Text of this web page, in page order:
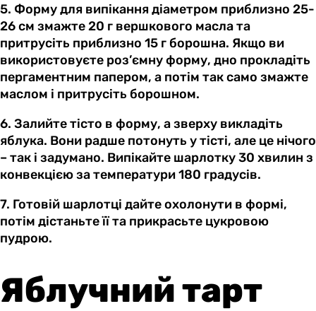
5. Форму для випікання діаметром приблизно 25-
26 см змажте 20 г вершкового масла та
притрусіть приблизно 15 г борошна. Якщо ви
використовуєте роз’ємну форму, дно прокладіть
пергаментним папером, а потім так само змажте
маслом і притрусіть борошном.
6. Залийте тісто в форму, а зверху викладіть
яблука. Вони радше потонуть у тісті, але це нічого
– так і задумано. Випікайте шарлотку 30 хвилин з
конвекцією за температури 180 градусів.
7. Готовій шарлотці дайте охолонути в формі,
потім дістаньте її та прикрасьте цукровою
пудрою.
Яблучний тарт